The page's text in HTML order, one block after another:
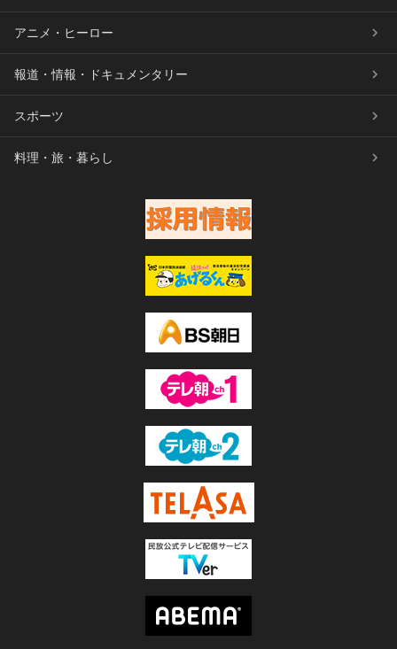
アニメ・ヒーロー
報道・情報・ドキュメンタリー
スポーツ
料理・旅・暮らし